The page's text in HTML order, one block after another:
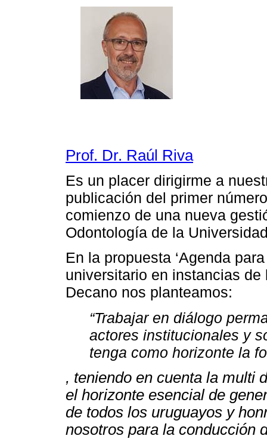
Prof. Dr. Raúl Riva
Es un placer dirigirme a
publicación del primer
comienzo de una nueva
Odontología de la
En la propuesta ‘Agenda
universitario en instancias
Decano nos planteamos:
“Trabajar en diálogo
actores institucionales y
tenga como horizonte la
, teniendo en cuenta la multi
el horizonte esencial de
de todos los uruguayos y
nosotros para la conducción